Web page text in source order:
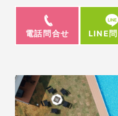
電話問合せ LINE